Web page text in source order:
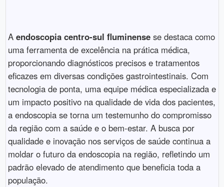
A endoscopia centro-sul fluminensese destaca como
uma ferramenta de excelência na prática médica,
proporcionando diagnósticos precisos e tratamentos
eficazes em diversas condições gastrointestinais. Com
tecnologia de ponta, uma equipe médica especializada e
um impacto positivo na qualidade de vida dos pacientes,
a endoscopia se torna um testemunho do compromisso
da região com a saúde e o bem-estar. A busca por
qualidade e inovação nos serviços de saúde continua a
moldar o futuro da endoscopia na região, refletindo um
padrão elevado de atendimento que beneficia toda a
população.